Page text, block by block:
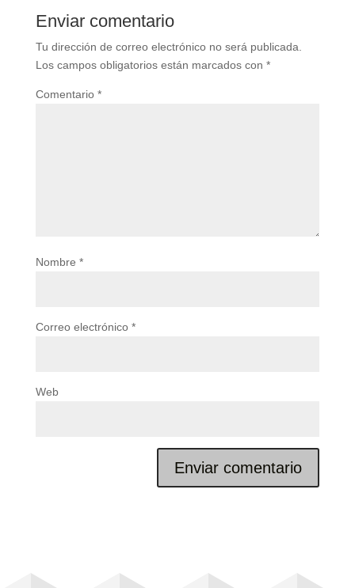
Enviar comentario
Tu dirección de correo electrónico no será publicada.
Los campos obligatorios están marcados con *
Comentario *
Nombre *
Correo electrónico *
Web